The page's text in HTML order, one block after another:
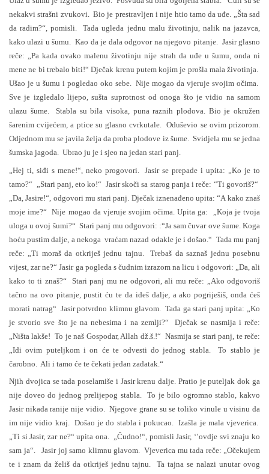
nekakvi strašni zvukovi. Bio je prestravljen i nije htio tamo da uđe. „Šta sad
da radim?“, pomisli. Tada ugleda jednu malu životinju, nalik na jazavca,
kako ulazi u šumu. Kao da je dala odgovor na njegovo pitanje. Jasir glasno
reče: „Pa kada ovako malenu životinju nije strah da uđe u šumu, onda ni
mene ne bi trebalo biti!“ Dječak krenu putem kojim je prošla mala životinja.
Ušao je u šumu i pogledao oko sebe. Nije mogao da vjeruje svojim očima.
Sve je izgledalo lijepo, sušta suprotnost od onoga što je vidio na samom
ulazu šume. Stabla su bila visoka, puna raznih plodova. Bio je okružen
šarenim cvijećem, a ptice su glasno cvrkutale. Oduševio se ovim prizorom.
Odjednom mu se javila želja da proba plodove iz šume. Svidjela mu se jedna
šumska jagoda. Ubrao ju je i sjeo na jedan stari panj.
„Hej ti, siđi s mene!“, neko progovori. Jasir se prepade i upita: „Ko je to
tamo?“ „Stari panj, eto ko!“ Jasir skoči sa starog panja i reče: “Ti govoriš?“
„Da, Jasire!“, odgovori mu stari panj. Dječak iznenađeno upita: “A kako znaš
moje ime?“ Nije mogao da vjeruje svojim očima. Upita ga: „Koja je tvoja
uloga u ovoj šumi?“ Stari panj mu odgovori: :“Ja sam čuvar ove šume. Koga
hoću pustim dalje, a nekoga vraćam nazad odakle je i došao.“ Tada mu panj
reče: „Ti moraš da otkriješ jednu tajnu. Trebaš da saznaš jednu posebnu
vijest, zar ne?“ Jasir ga pogleda s čudnim izrazom na licu i odgovori: „Da, ali
kako to ti znaš?“ Stari panj mu ne odgovori, ali mu reče: „Ako odgovoriš
tačno na ovo pitanje, pustit ću te da ideš dalje, a ako pogriješiš, onda ćeš
morati natrag“ Jasir potvrdno klimnu glavom. Tada ga stari panj upita: „Ko
je stvorio sve što je na nebesima i na zemlji?“ Dječak se nasmija i reče:
„Ništa lakše! To je naš Gospodar, Allah dž.š.!“ Nasmija se stari panj, te reče:
„Idi ovim puteljkom i on će te odvesti do jednog stabla. To stablo je
čarobno. Ali i tamo će te čekati jedan zadatak.“
Njih dvojica se tada poselamiše i Jasir krenu dalje. Pratio je puteljak dok ga
nije doveo do jednog prelijepog stabla. To je bilo ogromno stablo, kakvo
Jasir nikada ranije nije vidio. Njegove grane su se toliko vinule u visinu da
im nije vidio kraj. Došao je do stabla i pokucao. Izašla je mala vjeverica.
„Ti si Jasir, zar ne?“ upita ona. „Čudno!“, pomisli Jasir, ‘’ovdje svi znaju ko
sam ja“. Jasir joj samo klimnu glavom. Vjeverica mu tada reče: „Očekujem
te i znam da želiš da otkriješ jednu tajnu. Ta tajna se nalazi unutar ovog